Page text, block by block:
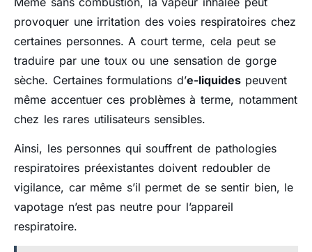
provoquer une irritation des voies respiratoires chez
certaines personnes. A court terme, cela peut se
traduire par une toux ou une sensation de gorge
sèche. Certaines formulations d’e-liquidespeuvent
même accentuer ces problèmes à terme, notamment
chez les rares utilisateurs sensibles.
Ainsi, les personnes qui souffrent de pathologies
respiratoires préexistantes doivent redoubler de
vigilance, car même s’il permet de se sentir bien, le
vapotage n’est pas neutre pour l’appareil
respiratoire.